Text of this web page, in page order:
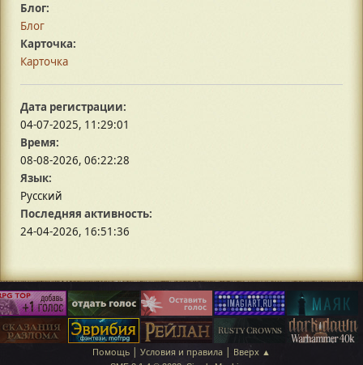
Блог:
Блог
Карточка:
Карточка
Дата регистрации:
04-07-2025, 11:29:01
Время:
08-08-2026, 06:22:28
Язык:
Русский
Последняя активность:
24-04-2026, 16:51:36
Помощь | Условия и правила | Вверх ▲